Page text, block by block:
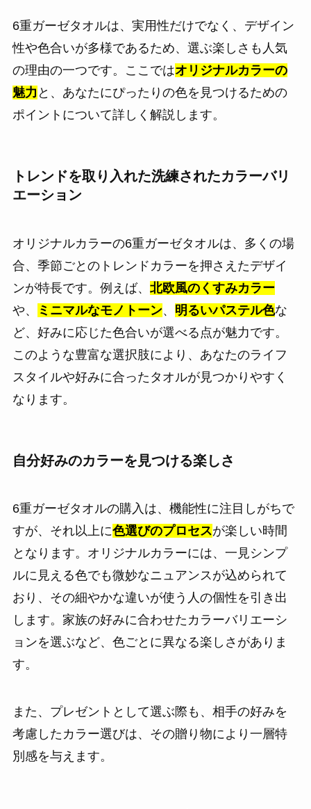
6重ガーゼタオルは、実用性だけでなく、デザイン
性や色合いが多様であるため、選ぶ楽しさも人気
の理由の一つです。ここではオリジナルカラーの
魅力 と、あなたにぴったりの色を見つけるための
ポイントについて詳しく解説します。
トレンドを取り入れた洗練されたカラーバリ
エーション
オリジナルカラーの6重ガーゼタオルは、多くの場
合、季節ごとのトレンドカラーを押さえたデザイ
ンが特長です。例えば、 北欧風のくすみカラー
や、
ミニマルなモノトーン、 明るいパステル色な
ど、好みに応じた色合いが選べる点が魅力です。
このような豊富な選択肢により、あなたのライフ
スタイルや好みに合ったタオルが見つかりやすく
なります。
自分好みのカラーを見つける楽しさ
6重ガーゼタオルの購入は、機能性に注目しがちで
すが、それ以上に色選びのプロセスが楽しい時間
となります。オリジナルカラーには、一見シンプ
ルに見える色でも微妙なニュアンスが込められて
おり、その細やかな違いが使う人の個性を引き出
します。家族の好みに合わせたカラーバリエーシ
ョンを選ぶなど、色ごとに異なる楽しさがありま
す。
また、プレゼントとして選ぶ際も、相手の好みを
考慮したカラー選びは、その贈り物により一層特
別感を与えます。